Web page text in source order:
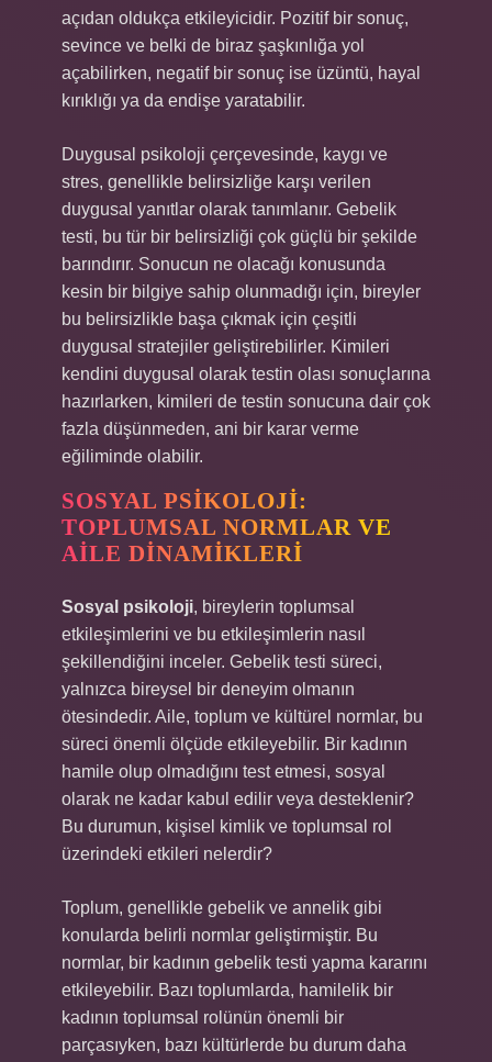
açıdan oldukça etkileyicidir. Pozitif bir sonuç,
sevince ve belki de biraz şaşkınlığa yol
açabilirken, negatif bir sonuç ise üzüntü, hayal
kırıklığı ya da endişe yaratabilir.
Duygusal psikoloji çerçevesinde, kaygı ve
stres, genellikle belirsizliğe karşı verilen
duygusal yanıtlar olarak tanımlanır. Gebelik
testi, bu tür bir belirsizliği çok güçlü bir şekilde
barındırır. Sonucun ne olacağı konusunda
kesin bir bilgiye sahip olunmadığı için, bireyler
bu belirsizlikle başa çıkmak için çeşitli
duygusal stratejiler geliştirebilirler. Kimileri
kendini duygusal olarak testin olası sonuçlarına
hazırlarken, kimileri de testin sonucuna dair çok
fazla düşünmeden, ani bir karar verme
eğiliminde olabilir.
SOSYAL PSIKOLOJI:
TOPLUMSAL NORMLAR VE
AILE DINAMIKLERI
Sosyal psikoloji, bireylerin toplumsal
etkileşimlerini ve bu etkileşimlerin nasıl
şekillendiğini inceler. Gebelik testi süreci,
yalnızca bireysel bir deneyim olmanın
ötesindedir. Aile, toplum ve kültürel normlar, bu
süreci önemli ölçüde etkileyebilir. Bir kadının
hamile olup olmadığını test etmesi, sosyal
olarak ne kadar kabul edilir veya desteklenir?
Bu durumun, kişisel kimlik ve toplumsal rol
üzerindeki etkileri nelerdir?
Toplum, genellikle gebelik ve annelik gibi
konularda belirli normlar geliştirmiştir. Bu
normlar, bir kadının gebelik testi yapma kararını
etkileyebilir. Bazı toplumlarda, hamilelik bir
kadının toplumsal rolünün önemli bir
parçasıyken, bazı kültürlerde bu durum daha